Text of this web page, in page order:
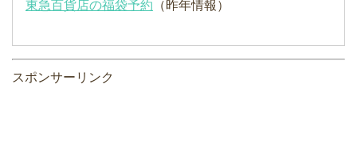
東急百貨店の福袋予約 （昨年情報）
スポンサーリンク